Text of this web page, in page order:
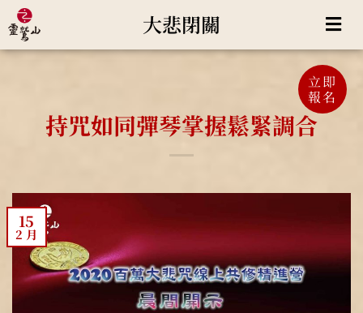
大悲閉關
立即
報名
持咒如同彈琴掌握鬆緊調合
15
2 月